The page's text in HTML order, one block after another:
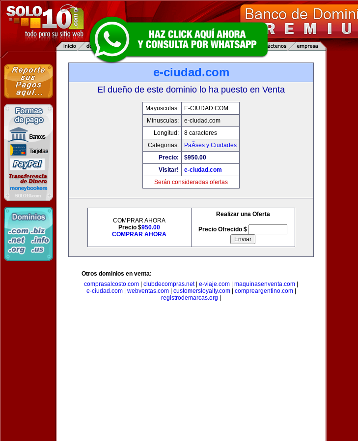
e-ciudad.com
El dueño de este dominio lo ha puesto en Venta
Mayusculas:
E-CIUDAD.COM
Minusculas:
e-ciudad.com
Longitud:
8 caracteres
Categorias:
PaÃ­ses y Ciudades
Precio:
$950.00
Visitar!
e-ciudad.com
Serán consideradas ofertas
COMPRAR AHORA
Precio $950.00
COMPRAR AHORA
Realizar una Oferta
Precio Ofrecido $
Otros dominios en venta:
comprasalcosto.com
clubdecompras.net| e-viaje.com maquinasenventa.com
e-ciudad.com| webventas.com| customersloyalty.com| compreargentino.com|
registrodemarcas.org